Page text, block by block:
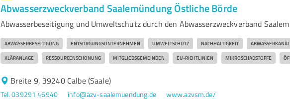
Abwasserzweckverband Saalemündung Östliche Börde
Abwasserbeseitigung und Umweltschutz durch den Abwasserzweckverband
ABWASSERBESEITIGUNG ENTSORGUNGSUNTERNEHMEN UMWELTSCHUTZ NACHHALTIGKEIT
KLÄRANLAGE RESSOURCENSCHONUNG MITGLIEDSGEMEINDEN EU-RICHTLINIEN MIKROSCHADSTOFFE
Breite 9, 39240 Calbe (Saale)
Tel. 039291 46940 info@azv-saalemuendung.de www.azvsm.de/